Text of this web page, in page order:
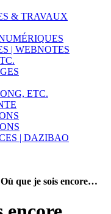
& TRAVAUX
| WEBNOTES
ETC.
| DAZIBAO
Où que je sois encore…